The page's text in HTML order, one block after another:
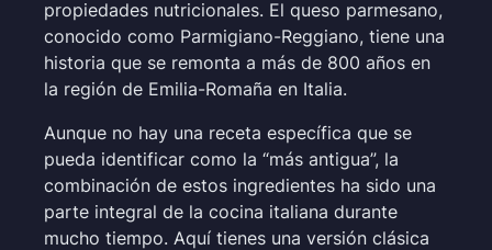
propiedades nutricionales. El queso parmesano,
conocido como Parmigiano-Reggiano, tiene una
historia que se remonta a más de 800 años en
la región de Emilia-Romaña en Italia.
Aunque no hay una receta específica que se
pueda identificar como la “más antigua”, la
combinación de estos ingredientes ha sido una
parte integral de la cocina italiana durante
mucho tiempo. Aquí tienes una versión clásica